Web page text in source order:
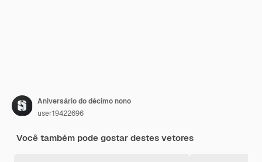
Aniversário do décimo nono
user19422696
Você também pode gostar destes vetores